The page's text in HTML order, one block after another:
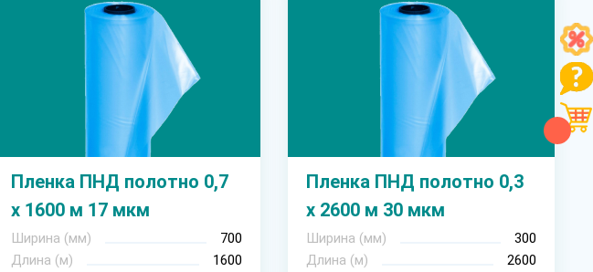
Пленка ПНД полотно 0,7
х 1600 м 17 мкм
Ширина (мм)
700
Длина (м)
1600
Пленка ПНД полотно 0,3
х 2600 м 30 мкм
Ширина (мм)
300
Длина (м)
2600